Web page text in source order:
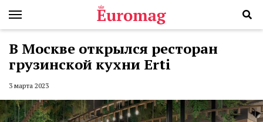
В Москве открылся ресторан
грузинской кухни Erti
3 марта 2023